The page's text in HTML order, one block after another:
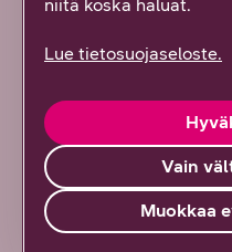
pieni osa
verkkorikollisten
”Ne toimivat siten,
huomaa, vaan ne
käyttäjän laitteessa ja
käyttäjätunnuksia ja
palveluihin”, Latto
niitä koska haluat.
Lue tietosuojaseloste.
Vain
Muokkaa